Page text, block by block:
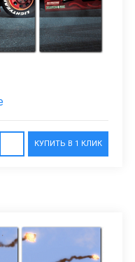
КУПИТЬ В 1 КЛИК